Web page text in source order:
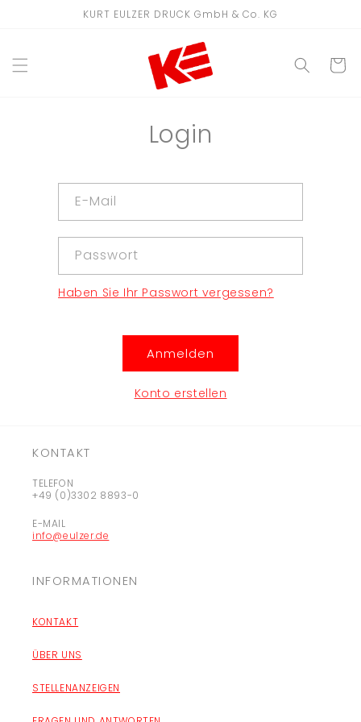
KURT EULZER DRUCK GmbH & Co. KG
Login
E-Mail
Passwort
Haben Sie Ihr Passwort vergessen?
Anmelden
Konto erstellen
KONTAKT
TELEFON
+49 (0)3302 8893-0
E-MAIL
info@eulzer.de
INFORMATIONEN
KONTAKT
ÜBER UNS
STELLENANZEIGEN